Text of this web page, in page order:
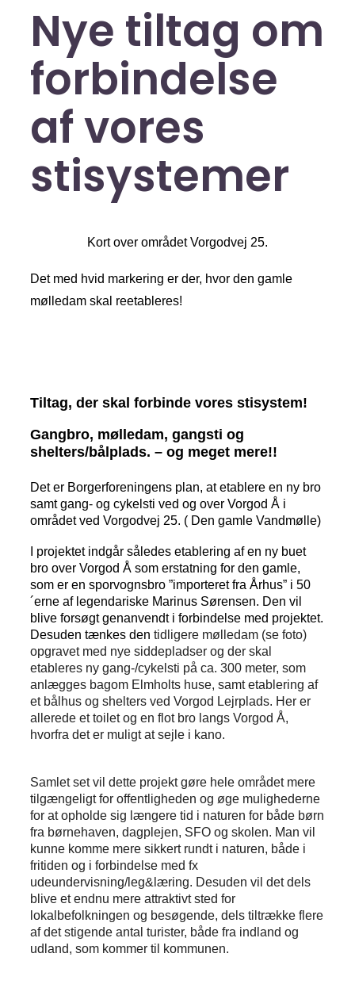
Nye tiltag om
forbindelse
af vores
stisystemer
Kort over området Vorgodvej 25.
Det med hvid markering er der, hvor den gamle
mølledam skal reetableres!
Tiltag, der skal forbinde vores stisystem!
Gangbro, mølledam, gangsti og
shelters/bålplads. – og meget mere!!
Det er Borgerforeningens plan, at etablere en ny bro
samt gang- og cykelsti ved og over Vorgod Å i
området ved Vorgodvej 25. ( Den gamle Vandmølle)
I projektet indgår således etablering af en ny buet
bro over Vorgod Å som erstatning for den gamle,
som er en sporvognsbro ”importeret fra Århus” i 50
´erne af legendariske Marinus Sørensen. Den vil
blive forsøgt genanvendt i forbindelse med projektet.
Desuden tænkes den tidligere mølledam (se foto)
opgravet med nye siddepladser og der skal
etableres ny gang-/cykelsti på ca. 300 meter, som
anlægges bagom Elmholts huse, samt etablering af
et bålhus og shelters ved Vorgod Lejrplads. Her er
allerede et toilet og en flot bro langs Vorgod Å,
hvorfra det er muligt at sejle i kano.
Samlet set vil dette projekt gøre hele området mere
tilgængeligt for offentligheden og øge mulighederne
for at opholde sig længere tid i naturen for både børn
fra børnehaven, dagplejen, SFO og skolen. Man vil
kunne komme mere sikkert rundt i naturen, både i
fritiden og i forbindelse med fx
udeundervisning/leg&læring. Desuden vil det dels
blive et endnu mere attraktivt sted for
lokalbefolkningen og besøgende, dels tiltrække flere
af det stigende antal turister, både fra indland og
udland, som kommer til kommunen.